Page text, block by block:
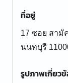
ที่อยู่
17 ซอย สามั
นนทบุรี
รูปภาพเกี่ยว